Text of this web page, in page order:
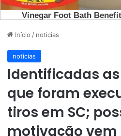
Início / noticias
noticias
Identificadas
que foram
tiros em SC;
motivação vem